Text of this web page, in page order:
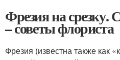
Фрезия на срезку.
– советы флориста
Фрезия (известна также как